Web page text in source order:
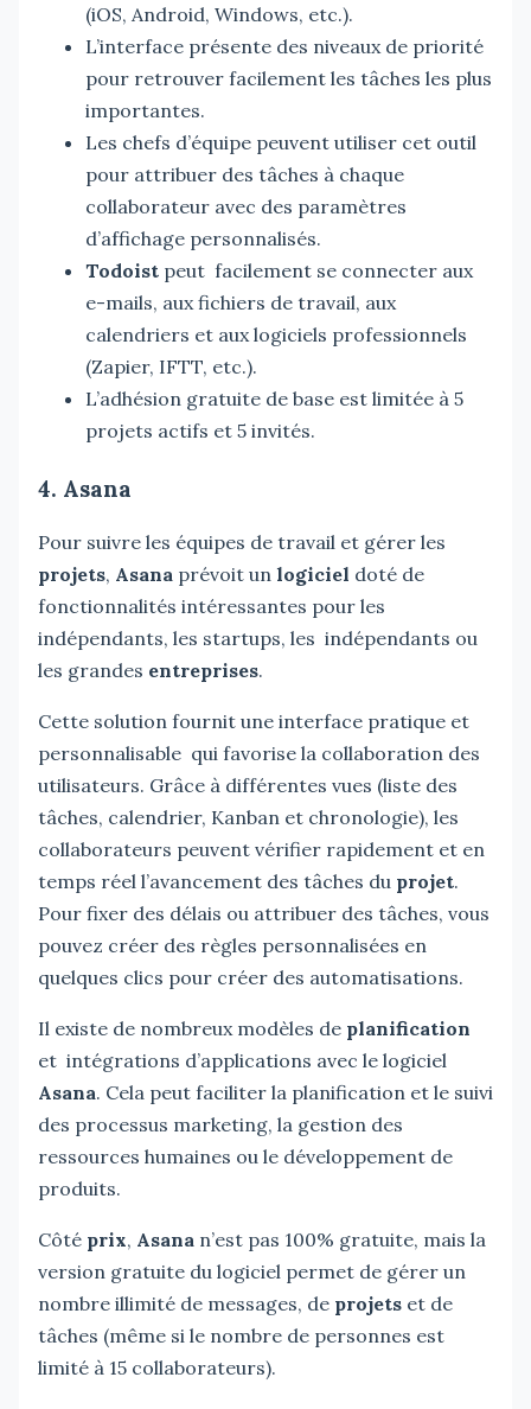
(iOS, Android, Windows, etc.).
L’interface présente des niveaux de priorité
pour retrouver facilement les tâches les plus
importantes.
Les chefs d’équipe peuvent utiliser cet outil
pour attribuer des tâches à chaque
collaborateur avec des paramètres
d’affichage personnalisés.
Todoist peut facilement se connecter aux
e-mails, aux fichiers de travail, aux
calendriers et aux logiciels professionnels
(Zapier, IFTT, etc.).
L’adhésion gratuite de base est limitée à 5
projets actifs et 5 invités.
4. Asana
Pour suivre les équipes de travail et gérer les
projets, Asana prévoit un logiciel doté de
fonctionnalités intéressantes pour les
indépendants, les startups, les indépendants ou
les grandes entreprises.
Cette solution fournit une interface pratique et
personnalisable qui favorise la collaboration des
utilisateurs. Grâce à différentes vues (liste des
tâches, calendrier, Kanban et chronologie), les
collaborateurs peuvent vérifier rapidement et en
temps réel l’avancement des tâches du projet.
Pour fixer des délais ou attribuer des tâches, vous
pouvez créer des règles personnalisées en
quelques clics pour créer des automatisations.
Il existe de nombreux modèles de planification
et intégrations d’applications avec le logiciel
Asana. Cela peut faciliter la planification et le suivi
des processus marketing, la gestion des
ressources humaines ou le développement de
produits.
Côté prix, Asana n’est pas 100% gratuite, mais la
version gratuite du logiciel permet de gérer un
nombre illimité de messages, de projets et de
tâches (même si le nombre de personnes est
limité à 15 collaborateurs).